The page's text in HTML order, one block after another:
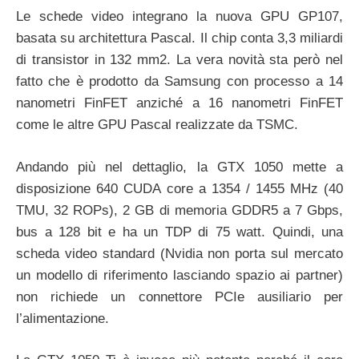
Le schede video integrano la nuova GPU GP107,
basata su architettura Pascal. Il chip conta 3,3 miliardi
di transistor in 132 mm2. La vera novità sta però nel
fatto che è prodotto da Samsung con processo a 14
nanometri FinFET anziché a 16 nanometri FinFET
come le altre GPU Pascal realizzate da TSMC.
Andando più nel dettaglio, la GTX 1050 mette a
disposizione 640 CUDA core a 1354 / 1455 MHz (40
TMU, 32 ROPs), 2 GB di memoria GDDR5 a 7 Gbps,
bus a 128 bit e ha un TDP di 75 watt. Quindi, una
scheda video standard (Nvidia non porta sul mercato
un modello di riferimento lasciando spazio ai partner)
non richiede un connettore PCIe ausiliario per
l’alimentazione.